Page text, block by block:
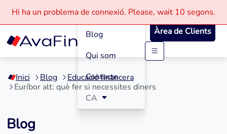
Saltar
contingut
Hi ha un problema de connexió. Please, wait 10 segons.
Blog
Qui som
Contacte
CA
Àrea de Clients
Inici Blog
Educació financera
Euríbor alt: què fer si necessites diners
Blog